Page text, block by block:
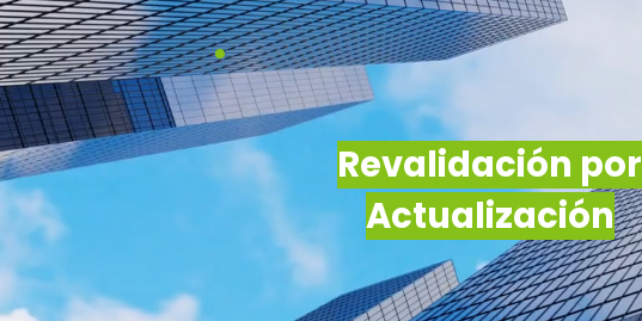
Revalidación por
Actualización